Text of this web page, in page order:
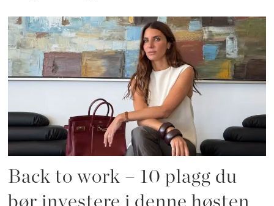
Back to work – 10 plagg du
bør investere i denne høsten